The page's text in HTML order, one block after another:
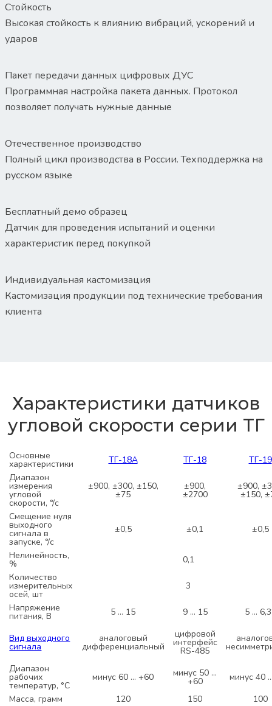
Стойкость
Высокая стойкость к влиянию вибраций, ускорений и
ударов
Пакет передачи данных цифровых ДУС
Программная настройка пакета данных. Протокол
позволяет получать нужные данные
Отечественное производство
Полный цикл производства в России. Техподдержка на
русском языке
Бесплатный демо образец
Датчик для проведения испытаний и оценки
характеристик перед покупкой
Индивидуальная кастомизация
Кастомизация продукции под технические требования
клиента
Характеристики датчиков
угловой скорости серии ТГ
Основные
характеристики ТГ-18А ТГ-18
ТГ-19
Диапазон
измерения
угловой
скорости, °/с
±900, ±300, ±150,
±75
±900,
±2700
±900,
±150,
Смещение нуля
выходного
сигнала в
запуске, °/с
±0,5 ±0,1 ±0,5
Нелинейность,
%
0,1
Количество
измерительных
осей, шт
3
Напряжение
питания, В 5 … 15 9 … 15 5 …
Вид выходного
сигнала
аналоговый
дифференциальный
цифровой
интерфейс
RS-485
Диапазон
рабочих
температур, °С
минус 60 … +60 минус 50 …
+60
минус 40
Масса, грамм
120 150
100